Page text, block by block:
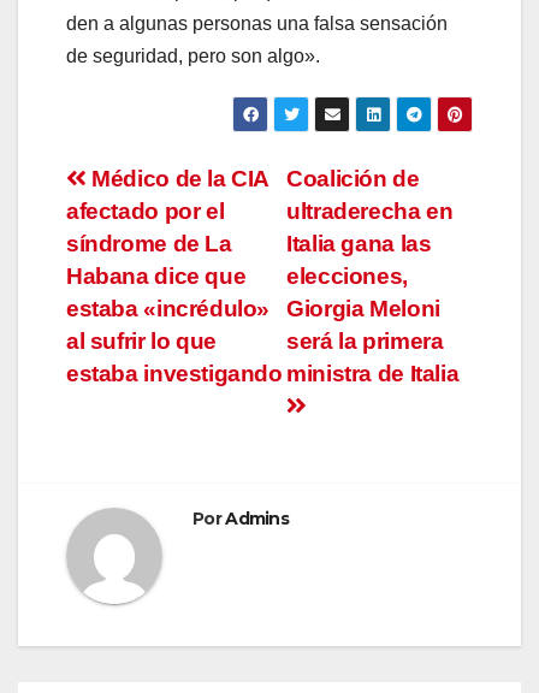
den a algunas personas una falsa sensación
de seguridad, pero son algo».
Navegación
de
entradas
Coalición de
ultraderecha en
Italia gana las
elecciones,
Giorgia Meloni
será la primera
ministra de Italia
Médico de la CIA
afectado por el
síndrome de La
Habana dice que
estaba «incrédulo»
al sufrir lo que
estaba investigando
PorAdmins